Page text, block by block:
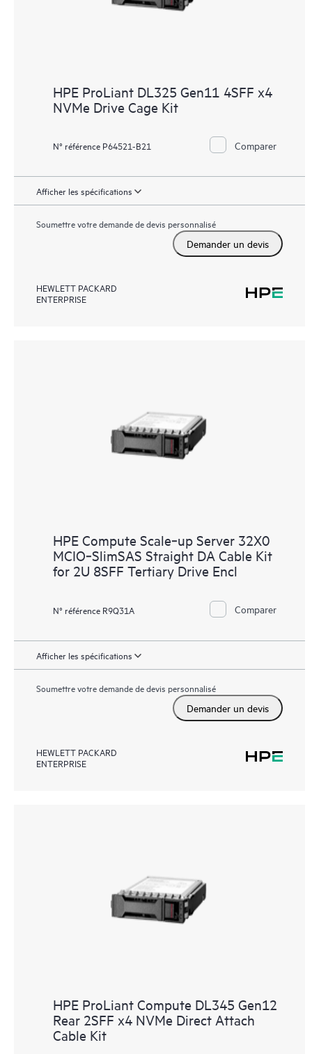
HPE ProLiant DL325 Gen11 4SFF x4
NVMe Drive Cage Kit
N° référence P64521-B21 Comparer
Afficher les spécifications
Soumettre votre demande de devis personnalisé
Demander un devis
HEWLETT PACKARD
ENTERPRISE
HPE Compute Scale‑up Server 32X0
MCIO‑SlimSAS Straight DA Cable Kit
for 2U 8SFF Tertiary Drive Encl
N° référence R9Q31A Comparer
Afficher les spécifications
Soumettre votre demande de devis personnalisé
Demander un devis
HEWLETT PACKARD
ENTERPRISE
HPE ProLiant Compute DL345 Gen12
Rear 2SFF x4 NVMe Direct Attach
Cable Kit